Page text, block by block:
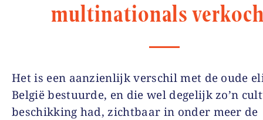
multinationals
Het is een aanzienlijk verschil met de oude
België bestuurde, en die wel degelijk zo’n
beschikking had, zichtbaar in onder meer de